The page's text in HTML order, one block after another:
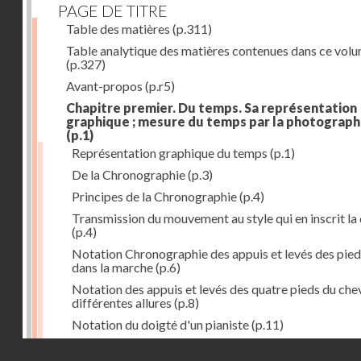
PAGE DE TITRE
Table des matières (p.311)
Table analytique des matières contenues dans ce
(p.327)
Avant-propos (p.r5)
Chapitre premier. Du temps. Sa représentation
graphique ; mesure du temps par la
(p.1)
Représentation graphique du temps (p.1)
De la Chronographie(p.3)
Principes de la Chronographie(p.4)
Transmission du mouvement au style qui en inscrit la
(p.4)
Notation Chronographie des appuis et levés des
dans la marche(p.6)
Notation des appuis et levés des quatre pieds du
différentes allures (p.8)
Notation du doigté d'un pianiste(p.11)